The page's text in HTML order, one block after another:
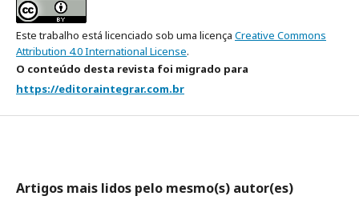
Este trabalho está licenciado sob uma licença Creative Commons
Attribution 4.0 International License.
O conteúdo desta revista foi migrado para
https://editoraintegrar.com.br
Artigos mais lidos pelo mesmo(s) autor(es)